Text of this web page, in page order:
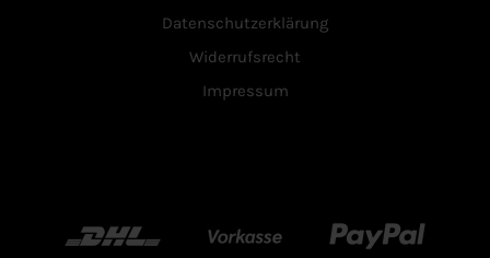
Datenschutzerklärung
Widerrufsrecht
Impressum
DHL Vorkasse Paypal